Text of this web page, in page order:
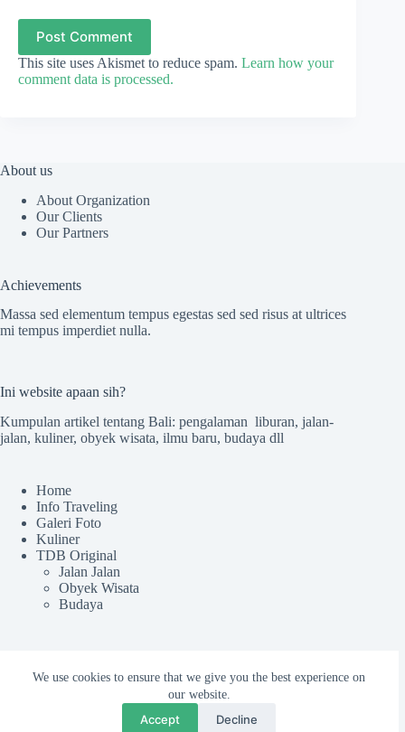
We use cookies to ensure that we give you the best experience on
our website.
Accept Decline
Post Comment
This site uses Akismet to reduce spam. Learn how your
comment data is processed.
About us
About Organization
Our Clients
Our Partners
Achievements
Massa sed elementum tempus egestas sed sed risus at ultrices
mi tempus imperdiet nulla.
Ini website apaan sih?
Kumpulan artikel tentang Bali: pengalaman liburan, jalan-
jalan, kuliner, obyek wisata, ilmu baru, budaya dll
Home
Info Traveling
Galeri Foto
Kuliner
TDB Original
Jalan Jalan
Obyek Wisata
Budaya